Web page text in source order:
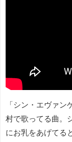
「シン・エヴァン
村で歌ってる曲。
にお乳をあげてる